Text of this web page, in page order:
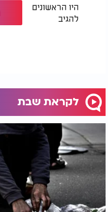
היו הראשונים
להגיב
לקראת שבת